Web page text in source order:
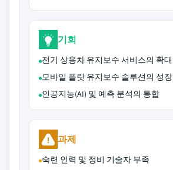
기회
전기 상용차 유지보수 서비스의 확대
모바일 플릿 유지보수 솔루션의 성장
인공지능(AI) 및 예측 분석의 통합
과제
숙련 인력 및 정비 기술자 부족